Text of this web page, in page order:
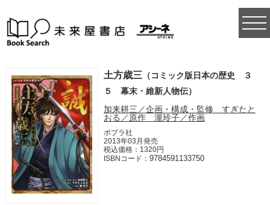
土方歳三 （コミック版日本の歴史 ３
５ 幕末・維新人物伝）
加来耕三／企画・構成・監修 すぎたと
おる／原作 瀧玲子／作画
ポプラ社
2013年03月発売
税込価格：1320円
ISBNコード：9784591133750